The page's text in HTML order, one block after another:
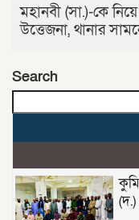
মহানবী (সা.)-কে
উত্তেজনা, থানার
Search